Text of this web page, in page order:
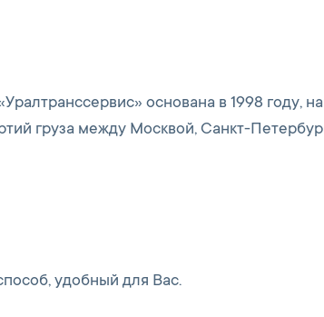
основана в 1998 году,
груза между Москвой, Санкт-
удобный для Вас.